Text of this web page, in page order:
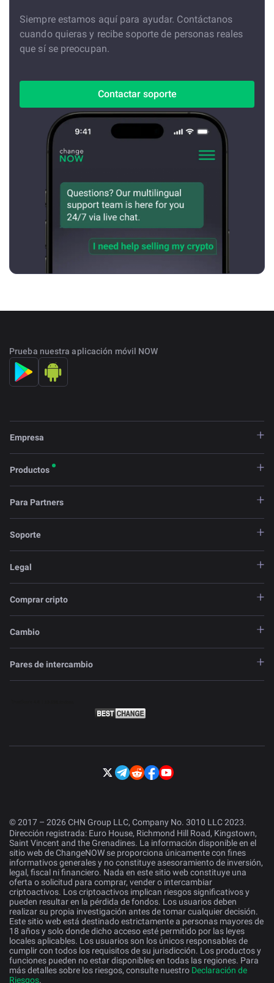
Siempre estamos aquí para ayudar. Contáctanos
cuando quieras y recibe soporte de personas reales
que sí se preocupan.
Contactar soporte
Prueba nuestra aplicación móvil NOW
Empresa
Productos
Para Partners
Soporte
Legal
Comprar cripto
Cambio
Pares de intercambio
© 2017 – 2026 CHN Group LLC, Company No. 3010 LLC 2023.
Dirección registrada: Euro House, Richmond Hill Road, Kingstown,
Saint Vincent and the Grenadines. La información disponible en el
sitio web de ChangeNOW se proporciona únicamente con fines
informativos generales y no constituye asesoramiento de inversión,
legal, fiscal ni financiero. Nada en este sitio web constituye una
oferta o solicitud para comprar, vender o intercambiar
criptoactivos. Los criptoactivos implican riesgos significativos y
pueden resultar en la pérdida de fondos. Los usuarios deben
realizar su propia investigación antes de tomar cualquier decisión.
Este sitio web está destinado estrictamente a personas mayores de
18 años y solo donde dicho acceso esté permitido por las leyes
locales aplicables. Los usuarios son los únicos responsables de
cumplir con todos los requisitos de su jurisdicción. Los productos y
funciones pueden no estar disponibles en todas las regiones. Para
más detalles sobre los riesgos, consulte nuestro Declaración de
Riesgos.